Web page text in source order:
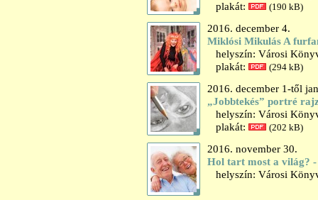
plakát:
(190 kB)
2016. december 4.
Miklósi Mikulás A
helyszín: Városi
plakát:
(294 kB)
2016. december 1-től
„Jobbtekés” portré
helyszín: Városi
plakát:
(202 kB)
2016. november 30.
Hol tart most a világ?
helyszín: Városi